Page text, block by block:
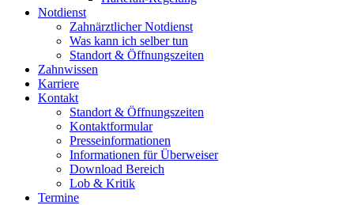
Notdienst
Zahnärztlicher Notdienst
Was kann ich selber tun
Standort & Öffnungszeiten
Zahnwissen
Karriere
Kontakt
Standort & Öffnungszeiten
Kontaktformular
Presseinformationen
Informationen für Überweiser
Download Bereich
Lob & Kritik
Termine